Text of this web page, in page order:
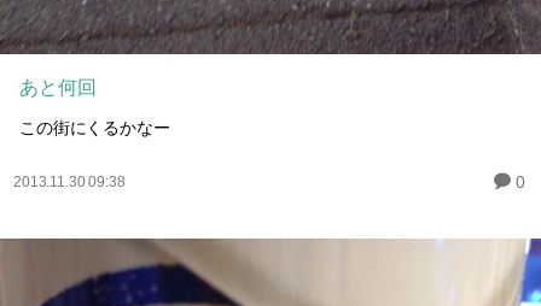
あと何回
この街にくるかなー
2013.11.30 09:38 0